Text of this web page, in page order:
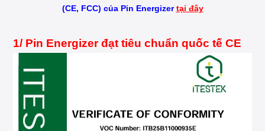
(CE, FCC) của Pin Energizertại đây
1/ Pin Energizer đạt tiêu chuẩn quốc tế CE